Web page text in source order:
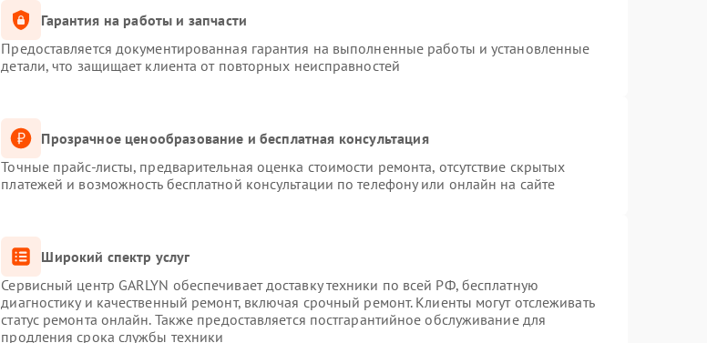
Гарантия на работы и запчасти
Предоставляется документированная гарантия на выполненные работы и установленные
детали, что защищает клиента от повторных неисправностей
Прозрачное ценообразование и бесплатная консультация
Точные прайс-листы, предварительная оценка стоимости ремонта, отсутствие скрытых
платежей и возможность бесплатной консультации по телефону или онлайн на сайте
Широкий спектр услуг
Сервисный центр GARLYN обеспечивает доставку техники по всей РФ, бесплатную
диагностику и качественный ремонт, включая срочный ремонт. Клиенты могут отслеживать
статус ремонта онлайн. Также предоставляется постгарантийное обслуживание для
продления срока службы техники